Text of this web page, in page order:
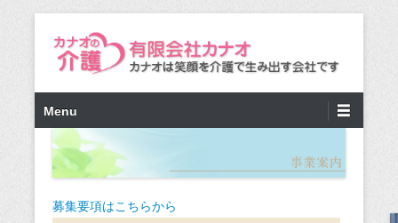
第1メニュー
コンテンツへ移動
Menu
募集要項はこちらから